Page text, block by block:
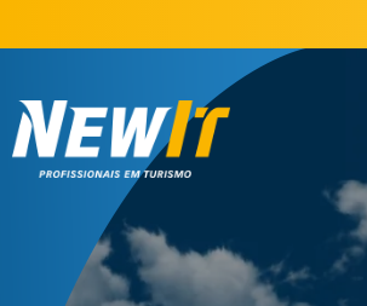
NewIt - Profissionais em Turismo